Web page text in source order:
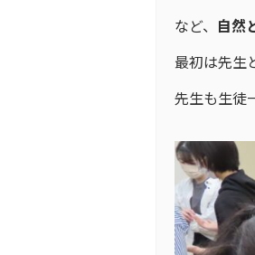
など、 自然
最初は先生
先生も生徒